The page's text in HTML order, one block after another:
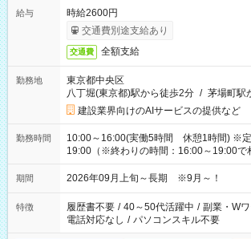
給与
時給2600円
交通費別途支給あり
交通費 全額支給
勤務地
東京都中央区
八丁堀(東京都)駅から徒歩2分 / 茅場町駅
建設業界向けのAIサービスの提供など
勤務時間
10:00～16:00(実働5時間 休憩1時間) ※
19:00（※終わりの時間：16:00～19:00で
期間 2026年09月上旬～長期 ※9月～！
特徴 履歴書不要 / 40～50代活躍中 / 副業・W
電話対応なし / パソコンスキル不要